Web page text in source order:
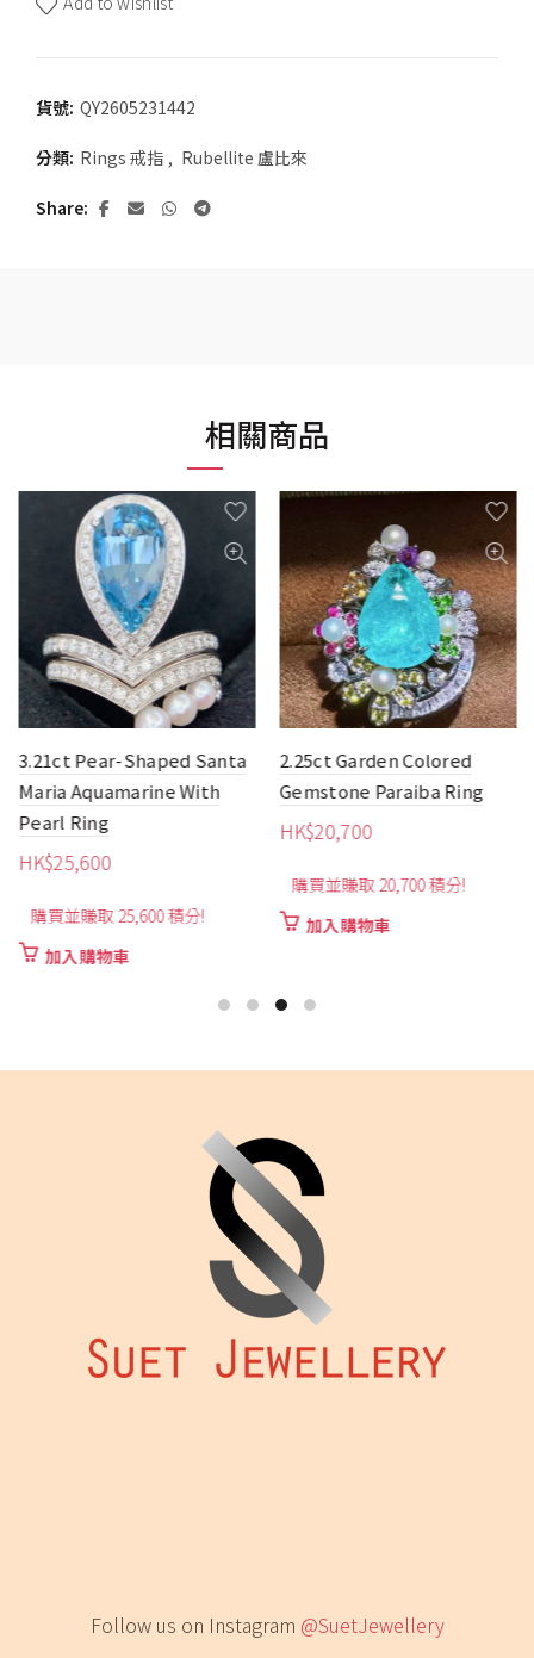
貨號: QY2605231442
分類: Rings 戒指 , Rubellite 盧比來
Share
相關商品
3.21ct Pear-Shaped Santa
Maria Aquamarine With
Pearl Ring
HK$25,600
購買並賺取 25,600 積分!
加入購物車
2.25ct Garden Colored
Gemstone Paraiba Ring
HK$20,700
購買並賺取 20,700 積分!
加入購物車
Follow us on Instagram @SuetJewellery